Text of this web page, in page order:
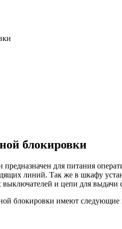
блокировки
для питания
линий. Так же в шкафу
выключателей и цепи для
блокировки имеют следующие